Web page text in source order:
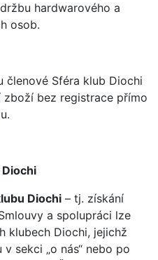
hardwarového a
osob.
členové Sféra klub Diochi
bez registrace přímo
Diochi – tj. získání
a spolupráci lze
klubech Diochi, jejichž
sekci „o nás“ nebo po